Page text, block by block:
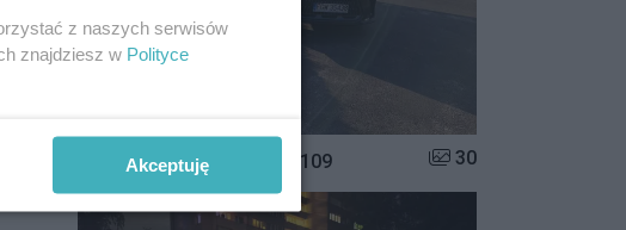
Mistrzowie parkowania #109 Liczba zdjęć w galerii:
30
z naszych serwisów
znajdziesz w Polityce
Akceptuję